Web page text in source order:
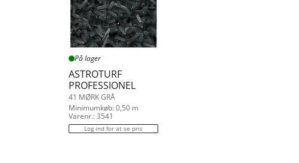
På lager
ASTROTURF
PROFESSIONEL
41 MØRK GRÅ
Minimumkøb: 0,50 m
Varenr.: 3541
Log ind for at se pris